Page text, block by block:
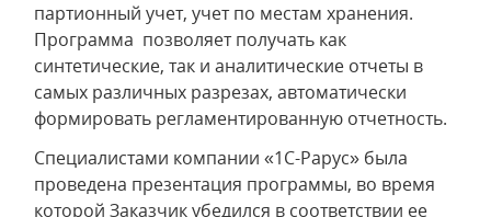
партионный учет, учет по местам хранения.
Программа позволяет получать как
синтетические, так и аналитические отчеты в
самых различных разрезах, автоматически
формировать регламентированную отчетность.
Специалистами компании «1С-Рарус» была
проведена презентация программы, во время
которой Заказчик убедился в соответствии ее